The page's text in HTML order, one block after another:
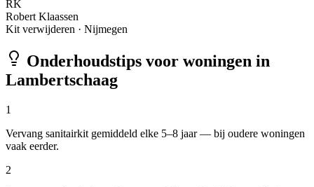
RK
Robert Klaassen
Kit verwijderen · Nijmegen
Onderhoudstips voor woningen in
Lambertschaag
1
Vervang sanitairkit gemiddeld elke 5–8 jaar — bij oudere woningen
vaak eerder.
2